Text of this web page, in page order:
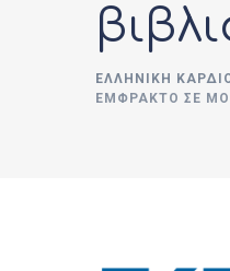
ΕΛΛΗΝΙΚΉ
ΈΜΦΡΑΚΤΟ ΣΕ